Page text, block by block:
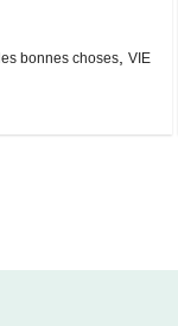
bonnes choses VIE